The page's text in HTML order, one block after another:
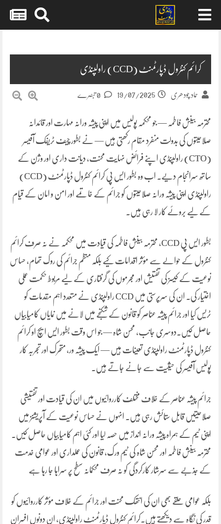
کرائم کنٹرول ڈپارٹمنٹ (CCD) راولپنڈی
حماد چودھری 19/07/2025
محترمہ بینش فاطمہ — جو محکمہ پولیس میں اپنی پیشہ ورانہ مہارت اور قائدانہ
صلاحیتوں کی بدولت منفرد مقام رکھتی ہیں — نے بطور چیف ٹریفک آفیسر
(CTO) راولپنڈی اپنے فرائض نہایت محنت، دیانت داری اور وژن کے
ساتھ سرانجام دیے۔ اب وہ بطور ایس پی کرائم کنٹرول ڈپارٹمنٹ (CCD)
راولپنڈی اپنی پیشہ ورانہ صلاحیتوں کو جرائم کے خاتمے اور امن و امان کے قیام
کے لیے بروئے کار لا رہی ہیں۔
بطور ایس پی CCD، محترمہ بینش فاطمہ کی قیادت میں محکمہ نے نہ صرف کرائم
کنٹرول کے حوالے سے مؤثر اقدامات کیے بلکہ منظم جرائم کی روک تھام، حساس
نوعیت کے کیسز کی تفتیش اور مجرموں کی گرفتاری کے لیے مربوط حکمت عملی
اختیار کی۔ ان کی سرپرستی میں CCD راولپنڈی نے متعدد اہم مقدمات کو
ٹریس کیا اور جرائم پیشہ عناصر کو قانون کے شکنجے میں لانے میں نمایاں کامیابیاں
حاصل کیں۔دوسری جانب، محسن شاہ — جو اس وقت بطور ایس ایچ او کرائم
کنٹرول ڈپارٹمنٹ راولپنڈی تعینات ہیں — ایک پیشہ ور، متحرک اور تجربہ کار
پولیس آفیسر کی حیثیت سے جانے جاتے ہیں۔
جرائم پیشہ عناصر کے خلاف مختلف کارروائیوں میں ان کی قیادت اور تفتیشی
صلاحیتیں قابل ستائش رہی ہیں۔ انہوں نے حساس نوعیت کے آپریشنز میں
اپنی ٹیم کے ہمراہ پیشہ ورانہ انداز میں حصہ لیا اور کئی اہم کامیابیاں حاصل کیں۔
محترمہ بینش فاطمہ اور محسن شاہ کی ٹیم ورک، قانون کی عملداری اور عوامی خدمت
کے جذبے سے سرشار کارکردگی کو نہ صرف محکمانہ سطح پر سراہا جا رہا ہے
بلکہ عوامی حلقے بھی ان کی انتھک محنت اور جرائم کے خلاف مؤثر کارروائیوں کو
قدر کی نگاہ سے دیکھتے ہیں۔کرائم کنٹرول ڈپارٹمنٹ راولپنڈی، ان دونوں افسران